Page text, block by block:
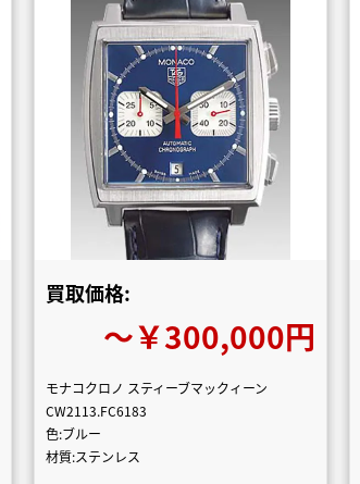
買取価格:
〜￥300,000円
モナコクロノ スティーブマックィーン
CW2113.FC6183
色:ブルー
材質:ステンレス